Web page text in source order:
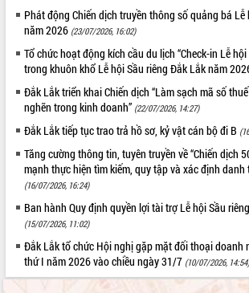
Phát động Chiến dịch truyền thông số quảng bá
năm 2026 (23/07/2026, 16:02)
Tổ chức hoạt động kích cầu du lịch “Check-in Lễ
trong khuôn khổ Lễ hội Sầu riêng Đắk Lắk năm
Đắk Lắk triển khai Chiến dịch “Làm sạch mã số
nghẽn trong kinh doanh” (22/07/2026, 14:27)
Đắk Lắk tiếp tục trao trả hồ sơ, kỷ vật cán bộ đi B
Tăng cường thông tin, tuyên truyền về “Chiến dịch
mạnh thực hiện tìm kiếm, quy tập và xác định danh
(16/07/2026, 16:24)
Ban hành Quy định quyền lợi tài trợ Lễ hội Sầu
(15/07/2026, 11:02)
Đắk Lắk tổ chức Hội nghị gặp mặt đối thoại doanh
thứ I năm 2026 vào chiều ngày 31/7 (10/07/2026,